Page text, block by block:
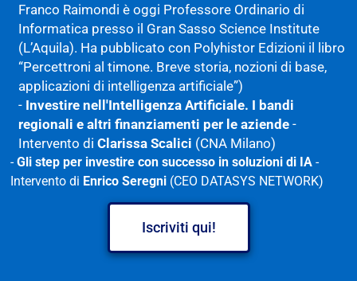
Franco Raimondi è oggi Professore Ordinario di
Informatica presso il Gran Sasso Science Institute
(L’Aquila). Ha pubblicato con Polyhistor Edizioni il libro
“Percettroni al timone. Breve storia, nozioni di base,
applicazioni di intelligenza artificiale”)
- Investire nell'Intelligenza Artificiale. I bandi
regionali e altri finanziamenti per le aziende -
Intervento di Clarissa Scalici (CNA Milano)
-Gli step per investire con successo in soluzioni di IA -
Intervento di Enrico Seregni (CEO DATASYS NETWORK)
Iscriviti qui!